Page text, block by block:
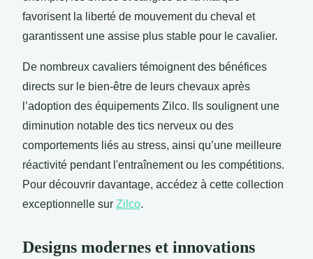
favorisent la liberté de mouvement du cheval et
garantissent une assise plus stable pour le cavalier.
De nombreux cavaliers témoignent des bénéfices
directs sur le bien-être de leurs chevaux après
l’adoption des équipements Zilco. Ils soulignent une
diminution notable des tics nerveux ou des
comportements liés au stress, ainsi qu’une meilleure
réactivité pendant l'entraînement ou les compétitions.
Pour découvrir davantage, accédez à cette collection
exceptionnelle sur Zilco.
Designs modernes et innovations